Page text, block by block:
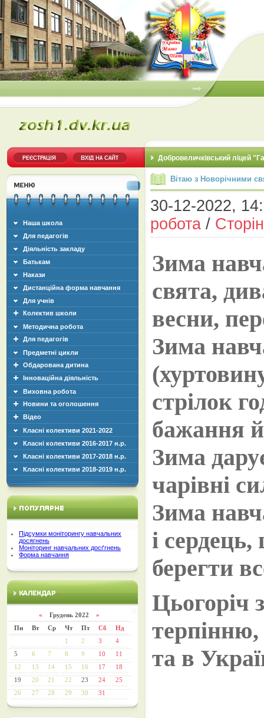
Добровеличківський ліцей
Наша школа
Для педагогів
Діяльність закладу
Батькам
Накази
Дистанційна форма навчання
Для учнів
Колектив школи
Методична робота
Для педагогів
Предметні цикли
Обдарована дитина
Інноваційна діяльність
Виховна робота
Новини та оголошення
Відео
Класні колективи 2021-2022
Класні колективи 2016-2017 н.р.
Класні колективи 2017-2018 н.р.
Класні колективи 2018-2019 н.р.
Підсумки моніторингу навчальних
досягнень
Моніторинг навчальних досґгнень
Форма навчання
« Грудень 2022 »
Пн
Вт Ср Чт Пт Сб
Нд
1
2 3
4
5
6 7 8 9 10
11
12
13 14 15 16 17
18
19
20 21 22 23 24
25
26
27 28 29 30 31
Вітаю з Новорічними
30-12-2022,
робота /
Зима
свята,
весни,
Зима
стрілок
бажання
Зима
чарівні
Зима
і сердець,
берегти
Цьогоріч
терпінню,
та в